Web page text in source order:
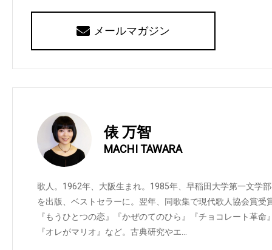
メールマガジン
俵 万智
MACHI TAWARA
歌人。1962年、大阪生まれ。1985年、早稲田大学第一文学
を出版、ベストセラーに。翌年、同歌集で現代歌人協会賞受
『もうひとつの恋』『かぜのてのひら』『チョコレート革
『オレがマリオ』など。古典研究やエ…